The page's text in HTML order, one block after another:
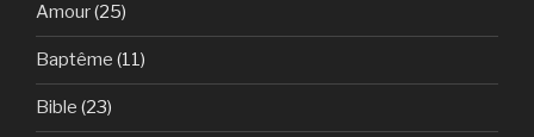
Amour(25)
Baptême (11)
Bible (23)